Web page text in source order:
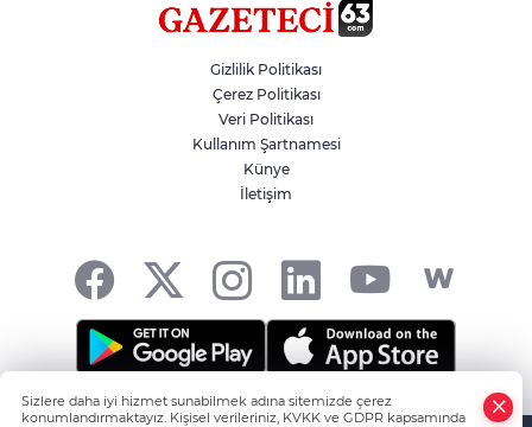
Hikmet Başak’tan Ulaşım Çalışması
Sezon 18 Ağustos'ta Başlayacak
Gizlilik Politikası
Çerez Politikası
Veri Politikası
Kullanım Şartnamesi
Künye
İletişim
Şanlıurfa'nın Haber Noktası... -HABER YAZILIMIve
Sizlere daha iyi hizmet sunabilmek adına sitemizde çerez
konumlandırmaktayız. Kişisel verileriniz, KVKK ve GDPR kapsamında